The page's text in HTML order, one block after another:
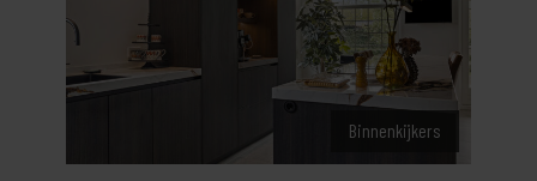
Binnenkijkers